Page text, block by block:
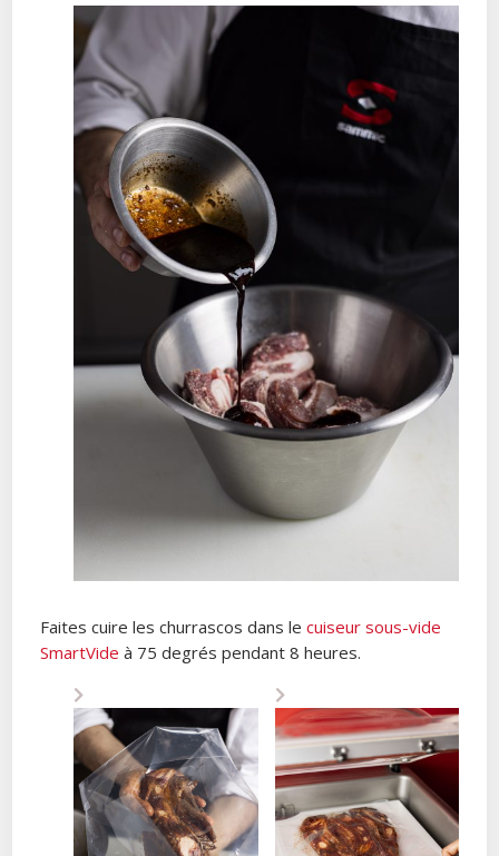
Faites cuire les churrascos dans lecuiseur sous-vide
SmartVide à 75 degrés pendant 8 heures.